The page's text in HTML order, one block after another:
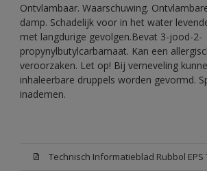
Ontvlambaar. Waarschuwing.
damp. Schadelijk voor in het water
met langdurige gevolgen.Bevat 3-jood-2-
propynylbutylcarbamaat. Kan een
veroorzaken. Let op! Bij verneveling
inhaleerbare druppels worden gevormd.
inademen.
Technisch Informatieblad Rubbol EPS